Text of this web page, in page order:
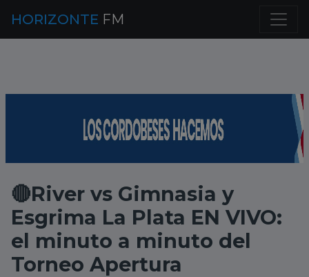
HORIZONTE FM
🔴River vs Gimnasia y
Esgrima La Plata EN VIVO:
el minuto a minuto del
Torneo Apertura